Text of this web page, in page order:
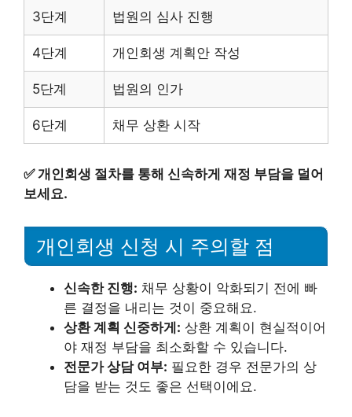
3단계 법원의 심사 진행
4단계 개인회생 계획안 작성
5단계 법원의 인가
6단계 채무 상환 시작
✅개인회생 절차를 통해 신속하게 재정 부담을 덜어
보세요.
개인회생 신청 시 주의할 점
신속한 진행: 채무 상황이 악화되기 전에 빠
른 결정을 내리는 것이 중요해요.
상환 계획 신중하게: 상환 계획이 현실적이어
야 재정 부담을 최소화할 수 있습니다.
전문가 상담 여부: 필요한 경우 전문가의 상
담을 받는 것도 좋은 선택이에요.